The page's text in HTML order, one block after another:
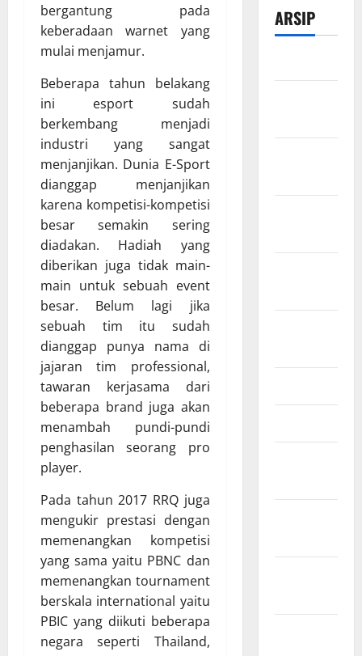
bergantung pada
keberadaan warnet yang
mulai menjamur.
Beberapa tahun belakang
ini esport sudah
berkembang menjadi
industri yang sangat
menjanjikan. Dunia E-Sport
dianggap menjanjikan
karena kompetisi-kompetisi
besar semakin sering
diadakan. Hadiah yang
diberikan juga tidak main-
main untuk sebuah event
besar. Belum lagi jika
sebuah tim itu sudah
dianggap punya nama di
jajaran tim professional,
tawaran kerjasama dari
beberapa brand juga akan
menambah pundi-pundi
penghasilan seorang pro
player.
Pada tahun 2017 RRQ juga
mengukir prestasi dengan
memenangkan kompetisi
yang sama yaitu PBNC dan
memenangkan tournament
berskala international yaitu
PBIC yang diikuti beberapa
negara seperti Thailand,
ARSIP